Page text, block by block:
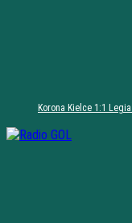
Korona Kielce 1:1